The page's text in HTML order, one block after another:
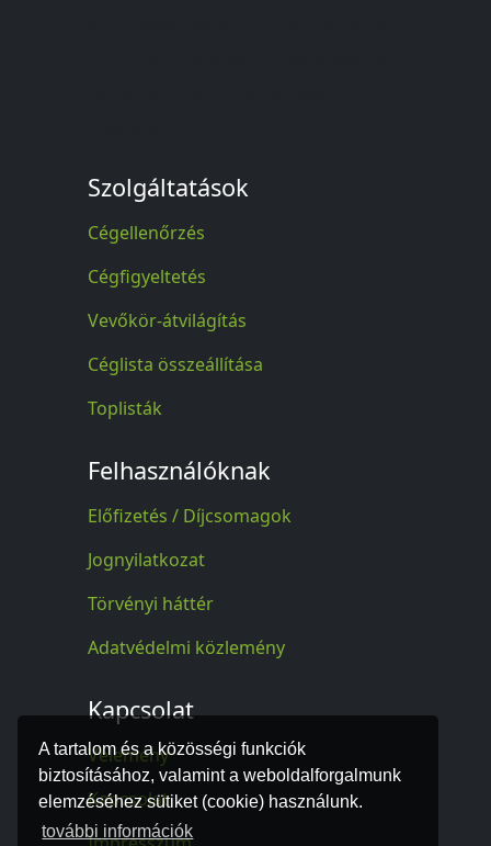
A tartalom és a közösségi funkciók
biztosításához, valamint a weboldalforgalmunk
elemzéséhez sütiket (cookie) használunk.
további információk
Szolgáltatások
Cégellenőrzés
Cégfigyeltetés
Vevőkör-átvilágítás
Céglista összeállítása
Toplisták
Felhasználóknak
Előfizetés / Díjcsomagok
Jognyilatkozat
Törvényi háttér
Adatvédelmi közlemény
Kapcsolat
Vélemény
Kapcsolat